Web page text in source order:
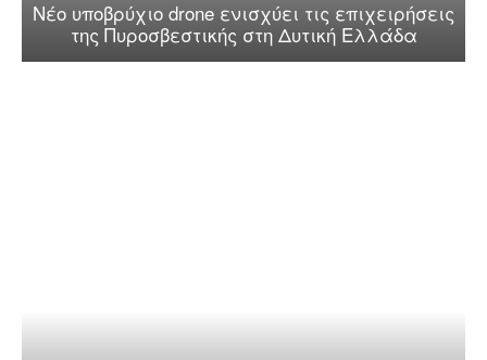
Νέο υποβρύχιο drone ενισχύει τις επιχειρήσεις
της Πυροσβεστικής στη Δυτική Ελλάδα